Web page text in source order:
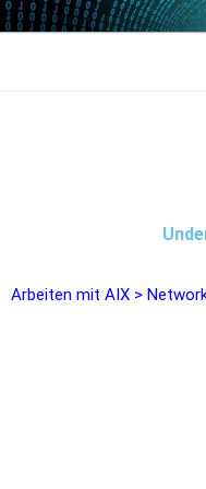
Home of the LPAR-Tool
Arbeiten mit AIX >